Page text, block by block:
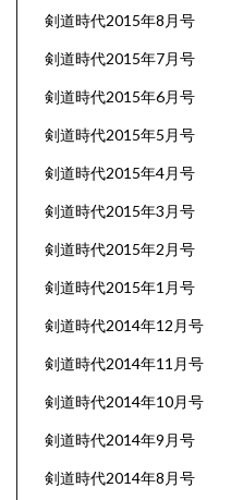
剣道時代2015年8月号
剣道時代2015年7月号
剣道時代2015年6月号
剣道時代2015年5月号
剣道時代2015年4月号
剣道時代2015年3月号
剣道時代2015年2月号
剣道時代2015年1月号
剣道時代2014年12月号
剣道時代2014年11月号
剣道時代2014年10月号
剣道時代2014年9月号
剣道時代2014年8月号